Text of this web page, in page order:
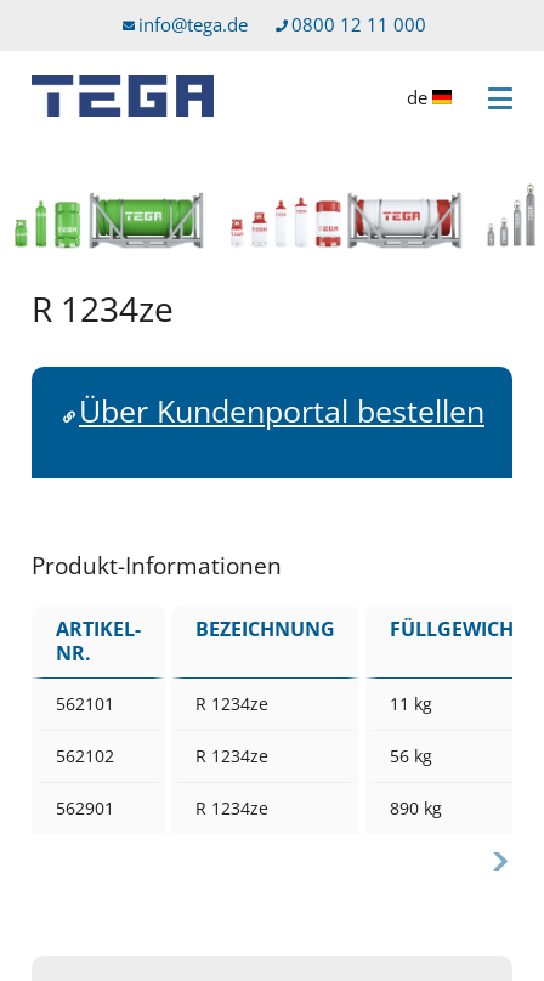
zum Servicemenüinfo@tega.de 0800 12 11 000
Menü
de
R 1234ze
Über Kundenportal bestellen
Produkt-Informationen
ARTIKEL-
NR.
BEZEICHNUNG FÜLLGEWICHT
562101 R 1234ze 11 kg
562102 R 1234ze 56 kg
562901 R 1234ze 890 kg